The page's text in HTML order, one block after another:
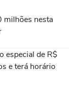
milhões nesta
especial de R$
e terá horário